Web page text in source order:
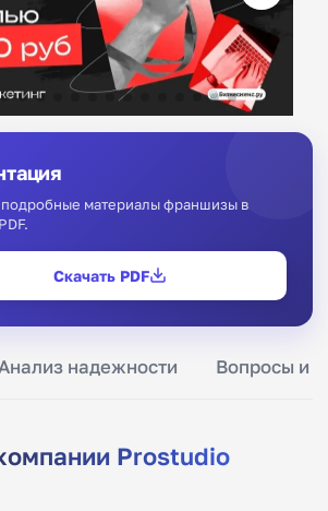
надежности Вопросы и
Prostudio
подробные материалы франшизы в
Скачать PDF